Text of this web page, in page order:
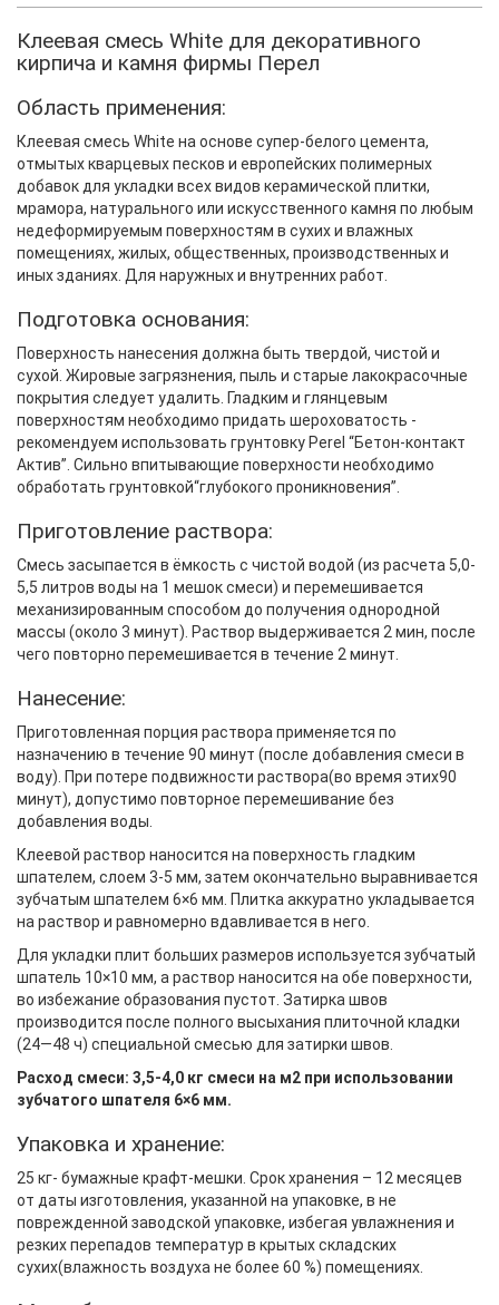
Клеевая смесь White для декоративного
кирпича и камня фирмы Перел
Область применения:
Клеевая смесь White на основе супер-белого цемента,
отмытых кварцевых песков и европейских полимерных
добавок для укладки всех видов керамической плитки,
мрамора, натурального или искусственного камня по любым
недеформируемым поверхностям в сухих и влажных
помещениях, жилых, общественных, производственных и
иных зданиях. Для наружных и внутренних работ.
Подготовка основания:
Поверхность нанесения должна быть твердой, чистой и
сухой. Жировые загрязнения, пыль и старые лакокрасочные
покрытия следует удалить. Гладким и глянцевым
поверхностям необходимо придать шероховатость -
рекомендуем использовать грунтовку Perel “Бетон-контакт
Актив”. Сильно впитывающие поверхности необходимо
обработать грунтовкой“глубокого проникновения”.
Приготовление раствора:
Смесь засыпается в ёмкость с чистой водой (из расчета 5,0-
5,5 литров воды на 1 мешок смеси) и перемешивается
механизированным способом до получения однородной
массы (около 3 минут). Раствор выдерживается 2 мин, после
чего повторно перемешивается в течение 2 минут.
Нанесение:
Приготовленная порция раствора применяется по
назначению в течение 90 минут (после добавления смеси в
воду). При потере подвижности раствора(во время этих90
минут), допустимо повторное перемешивание без
добавления воды.
Клеевой раствор наносится на поверхность гладким
шпателем, слоем 3-5 мм, затем окончательно выравнивается
зубчатым шпателем 6×6 мм. Плитка аккуратно укладывается
на раствор и равномерно вдавливается в него.
Для укладки плит больших размеров используется зубчатый
шпатель 10×10 мм, а раствор наносится на обе поверхности,
во избежание образования пустот. Затирка швов
производится после полного высыхания плиточной кладки
(24—48 ч) специальной смесью для затирки швов.
Расход смеси: 3,5-4,0 кг смеси на м2 при использовании
зубчатого шпателя 6×6 мм.
Упаковка и хранение:
25 кг- бумажные крафт-мешки. Срок хранения – 12 месяцев
от даты изготовления, указанной на упаковке, в не
поврежденной заводской упаковке, избегая увлажнения и
резких перепадов температур в крытых складских
сухих(влажность воздуха не более 60 %) помещениях.